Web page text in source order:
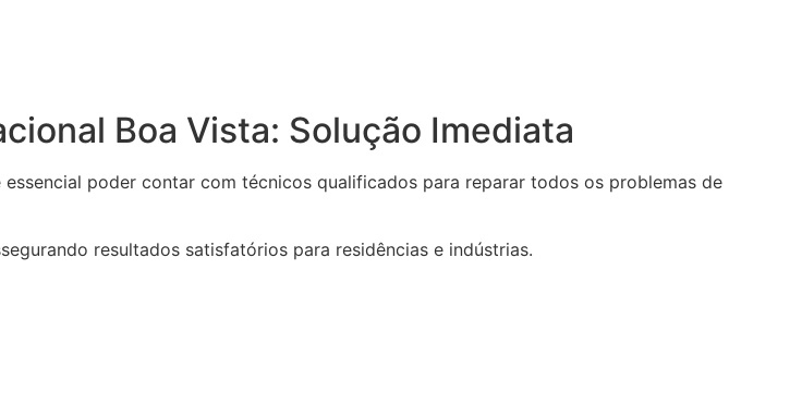
Boa Vista: Solução Imediata
poder contar com técnicos qualificados para reparar todos os problemas de
resultados satisfatórios para residências e indústrias.